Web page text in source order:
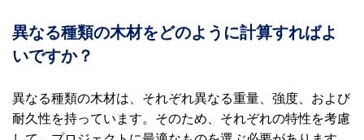
異なる種類の木材をどのように計算すればよ
いですか？
異なる種類の木材は、それぞれ異なる重量、強度、および
耐久性を持っています。そのため、それぞれの特性を考慮